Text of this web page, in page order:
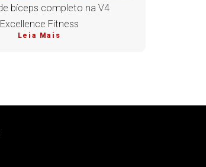
bíceps completo na V4
Excellence Fitness
Leia Mais